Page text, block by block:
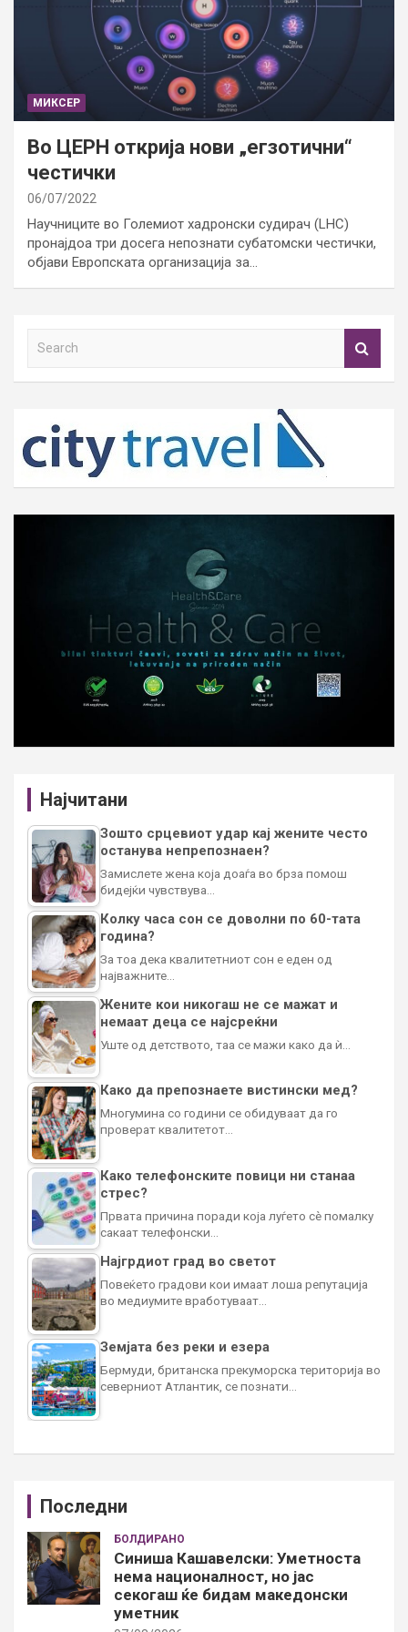
МИКСЕР
Во ЦЕРН открија нови „егзотични“
честички
06/07/2022
Научниците во Големиот хадронски судирач (LHC)
пронајдоа три досега непознати субатомски честички,
објави Европската организација за…
h
Најчитани
Зошто срцевиот удар кај жените често
останува непрепознаен?
Замислете жена која доаѓа во брза помош
бидејќи чувствува…
Колку часа сон се доволни по 60-тата
година?
За тоа дека квалитетниот сон е еден од
најважните…
Жените кои никогаш не се мажат и
немаат деца се најсреќни
Уште од детството, таа се мажи како да ѝ…
Како да препознаете вистински мед?
Многумина со години се обидуваат да го
проверат квалитетот…
Како телефонските повици ни станаа
стрес?
Првата причина поради која луѓето сè помалку
сакаат телефонски…
Најгрдиот град во светот
Повеќето градови кои имаат лоша репутација
во медиумите вработуваат…
Земјата без реки и езера
Бермуди, британска прекуморска територија во
северниот Атлантик, се познати…
Последни
БОЛДИРАНО
Синиша Кашавелски: Уметноста
нема националност, но јас
секогаш ќе бидам македонски
уметник